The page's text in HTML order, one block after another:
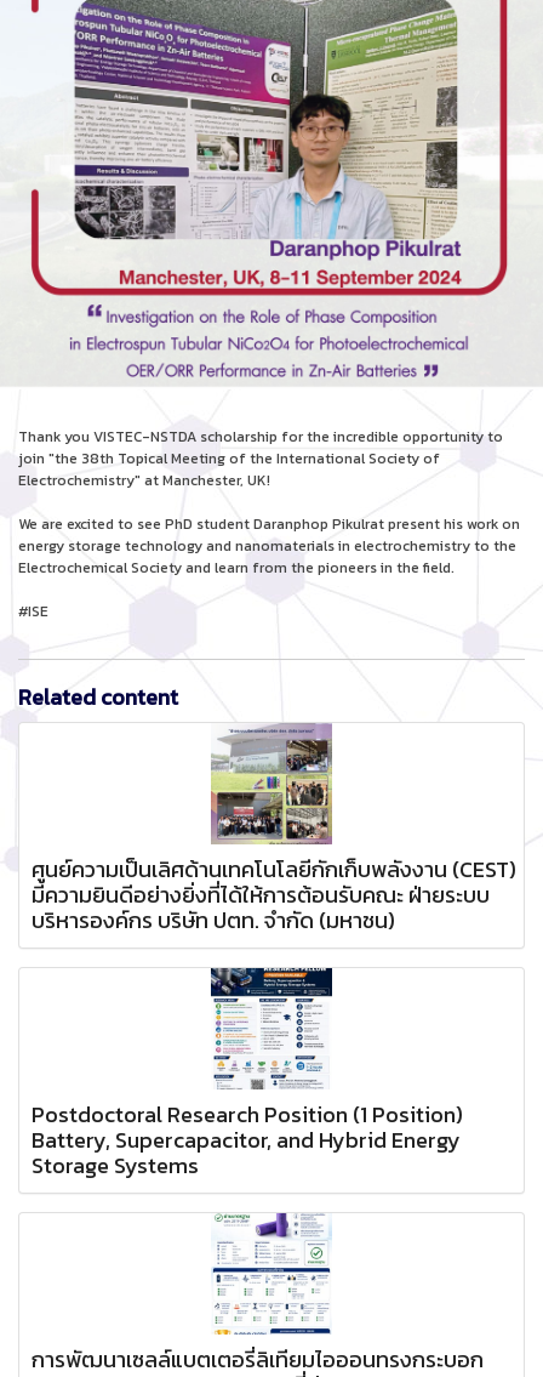
Thank you VISTEC-NSTDA scholarship for the incredible opportunity to
join "the 38th Topical Meeting of the International Society of
Electrochemistry" at Manchester, UK!
We are excited to see PhD student Daranphop Pikulrat present his work on
energy storage technology and nanomaterials in electrochemistry to the
Electrochemical Society and learn from the pioneers in the field.
#ISE
Related content
ศูนย์ความเป็นเลิศด้านเทคโนโลยีกักเก็บพลังงาน (CEST)
มีความยินดีอย่างยิ่งที่ได้ให้การต้อนรับคณะ ฝ่ายระบบ
บริหารองค์กร บริษัท ปตท. จำกัด (มหาชน)
Postdoctoral Research Position (1 Position)
Battery, Supercapacitor, and Hybrid Energy
Storage Systems
การพัฒนาเซลล์แบตเตอรี่ลิเทียมไอออนทรงกระบอก